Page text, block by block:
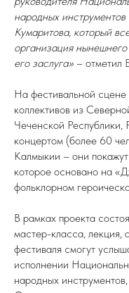
народных
Кумаритова, который
организация
его заслуга» – отметил
На фестивальной сцене
коллективов из
Чеченской
концертом (более 60
Калмыкии – они
которое основано на
фольклорном
В рамках проекта
мастер-класса, лекция,
фестиваля смогут
исполнении
народных